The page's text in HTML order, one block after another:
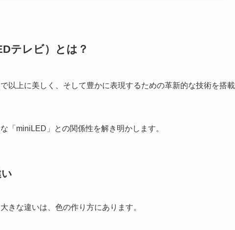
テレビ）とは？
以上に美しく、そして豊かに表現するための革新的な技術を搭載
「miniLED」との関係性を解き明かします。
きな違いは、色の作り方にあります。